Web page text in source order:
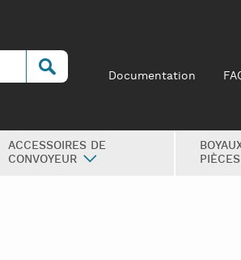
Documentation
ACCESSOIRES DE
CONVOYEUR
PIÈCES